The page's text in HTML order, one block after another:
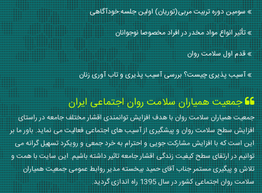
سومین دوره تربیت مربی(توریان) اولین جلسه:خودآگاهی
تأثیر انواع مواد مخدر در افراد مخصوصا نوجوانان
قدم اول سلامت روان
آسیب پذیری چیست؟ بررسی آسیب پذیری و تاب آوری زنان
جمعیت همیاران سلامت روان اجتماعی ایران
جمعیت همیاران سلامت روان با هدف افزایش توانمندی اقشار مختلف جامعه در راستای
افزایش سطح سلامت روان و پیشگیری از آسیب های اجتماعی فعالیت می نماید. باور ما بر
این است که با افزایش مشارکت جویی و احترام به خرد جمعی و رویکرد تسهیل گرانه می
توانیم در ارتقای سطح کیفیت زندگی اقشار جامعه تاثیر داشته باشیم. این سایت با همت و
تلاش و پیگیری مستمر جناب آقای حمید بیخسته مدیر روابط عمومی جمعیت همیاران
سلامت روان اجتماعی کشور در سال 1395 راه اندازی گردید.